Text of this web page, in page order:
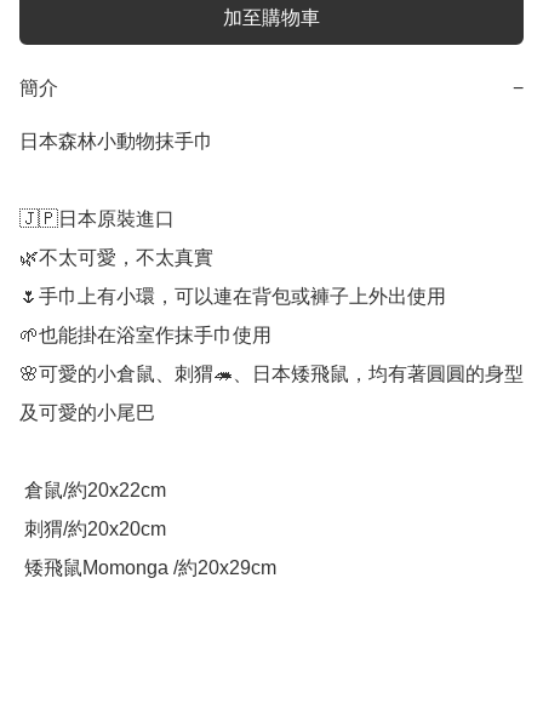
加至購物車
簡介 −
日本森林小動物抹手巾
🇯🇵日本原裝進口
🌿不太可愛，不太真實
🌷手巾上有小環，可以連在背包或褲子上外出使用
🌱也能掛在浴室作抹手巾使用
🌸可愛的小倉鼠、刺猬🦔、日本矮飛鼠，均有著圓圓的身型
及可愛的小尾巴